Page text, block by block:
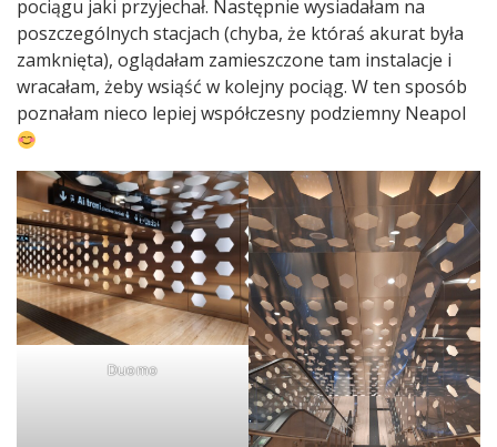
pociągu jaki przyjechał. Następnie wysiadałam na
poszczególnych stacjach (chyba, że któraś akurat była
zamknięta), oglądałam zamieszczone tam instalacje i
wracałam, żeby wsiąść w kolejny pociąg. W ten sposób
poznałam nieco lepiej współczesny podziemny Neapol
Duomo